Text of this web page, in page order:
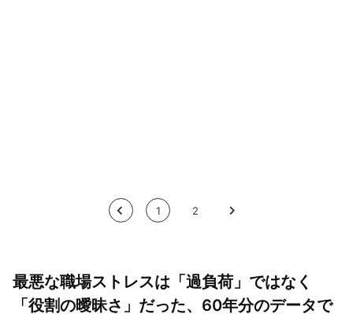
< 1 2 >
最悪な職場ストレスは「過負荷」ではなく
「役割の曖昧さ」だった、60年分のデータで